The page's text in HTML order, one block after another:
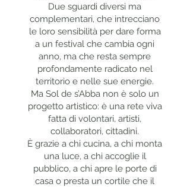
Due sguardi diversi ma
complementari, che intrecciano
le loro sensibilità per dare forma
a un festival che cambia ogni
anno, ma che resta sempre
profondamente radicato nel
territorio e nelle sue energie.
Ma Sol de s’Abba non è solo un
progetto artistico: è una rete viva
fatta di volontari, artisti,
collaboratori, cittadini.
È grazie a chi cucina, a chi monta
una luce, a chi accoglie il
pubblico, a chi apre le porte di
casa o presta un cortile che il